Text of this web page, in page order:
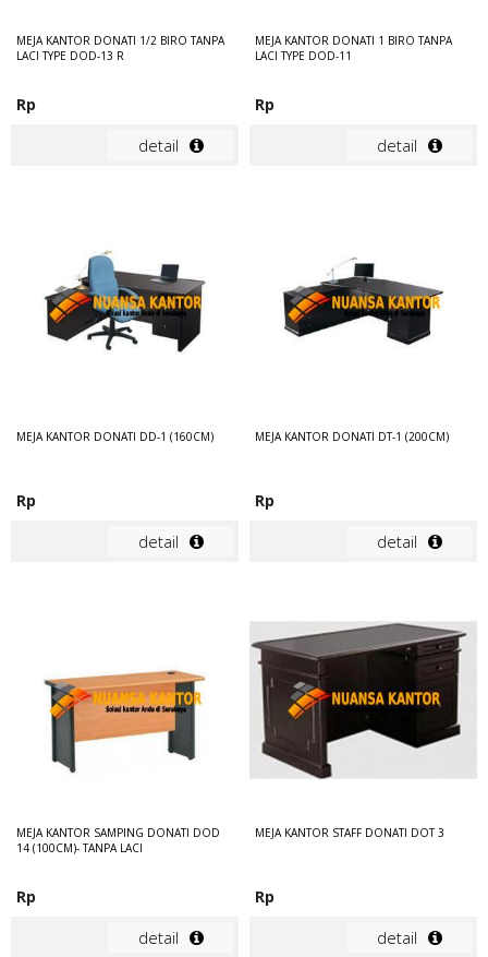
MEJA KANTOR DONATI 1/2 BIRO TANPA
LACI TYPE DOD-13 R
Rp
detail
MEJA KANTOR DONATI 1 BIRO TANPA
LACI TYPE DOD-11
Rp
detail
MEJA KANTOR DONATI DD-1 (160CM)
Rp
detail
MEJA KANTOR DONATI DT-1 (200CM)
Rp
detail
MEJA KANTOR SAMPING DONATI DOD
14 (100CM)- TANPA LACI
Rp
detail
MEJA KANTOR STAFF DONATI DOT 3
Rp
detail